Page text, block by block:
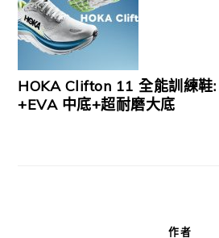
HOKA Clifton 11 全能訓練鞋
+EVA 中底+超耐磨大底
作者